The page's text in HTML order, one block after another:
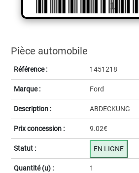
Pièce automobile
Référence : 1451218
Marque : Ford
Description : ABDECKUNG
Prix concession : 9.02€
Statut : EN LIGNE
Quantité (u) : 1
1